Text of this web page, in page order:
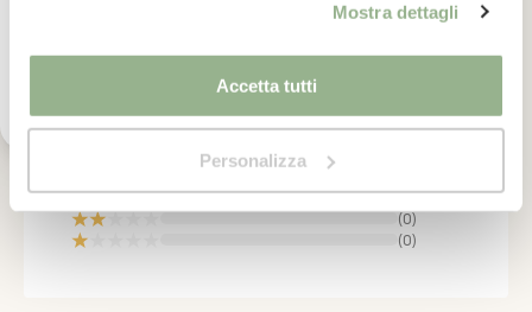
Mostra dettagli
Accetta tutti
Personalizza
5
(1recensioni)
(0)
(0)
(0)
vostra Privacy Policy ed acconsento al
comunicazioni tramite newsletter.